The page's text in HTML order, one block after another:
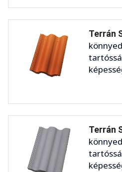
Terrán
Terrán